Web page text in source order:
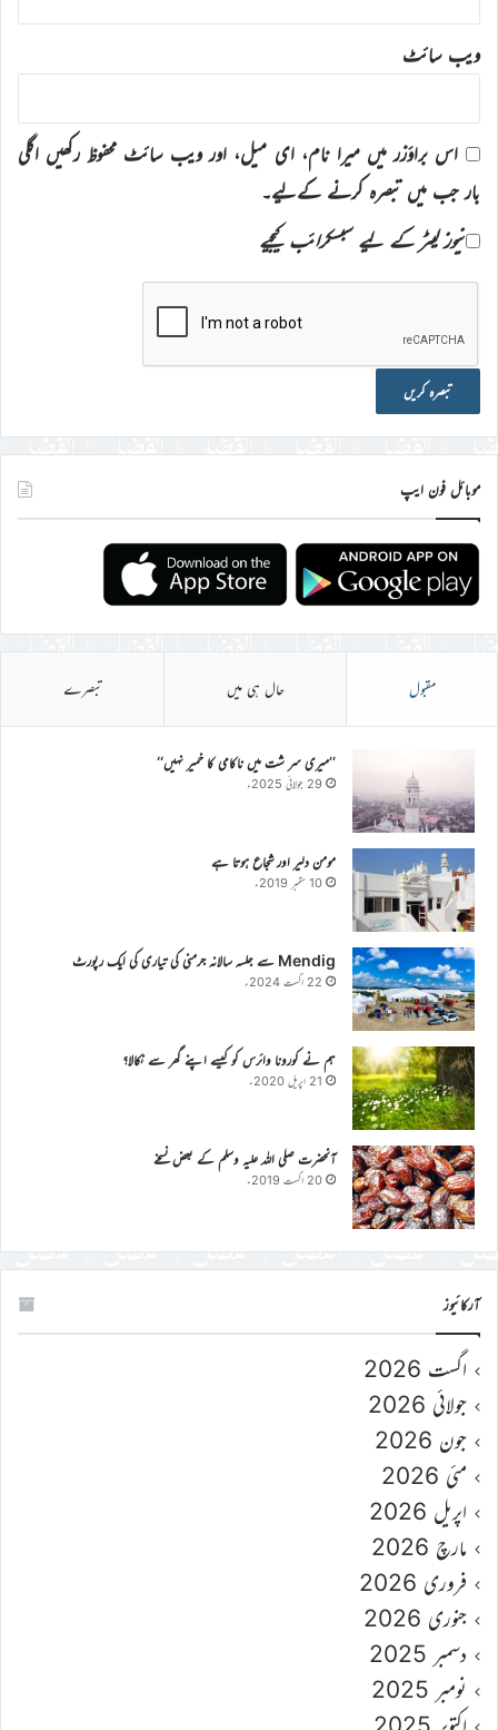
ویب‌ سائٹ
اس براؤزر میں میرا نام، ای میل، اور ویب سائٹ محفوظ رکھیں اگلی
بار جب میں تبصرہ کرنے کےلیے۔
نیوز لیٹر کے لیے سبسکرائب کیجیے
موبائل فون ایپ
مقبول حال ہی میں تبصرے
’’میری سر شت میں ناکامی کا خمیر نہیں‘‘
29 جولائی 2025ء
مومن دلیر اور شجاع ہوتا ہے
10 ستمبر 2019ء
Mendig سے جلسہ سالانہ جرمنی کی تیاری کی ایک رپورٹ
22 اگست 2024ء
ہم نے کورونا وائرس کو کیسے اپنے گھر سے نکالا؟
21 اپریل 2020ء
آنحضرت صلی اللہ علیہ وسلم کے بعض نسخے
20 اگست 2019ء
آرکائیوز
اگست 2026
جولائی 2026
جون 2026
مئی 2026
اپریل 2026
مارچ 2026
فروری 2026
جنوری 2026
دسمبر 2025
نومبر 2025